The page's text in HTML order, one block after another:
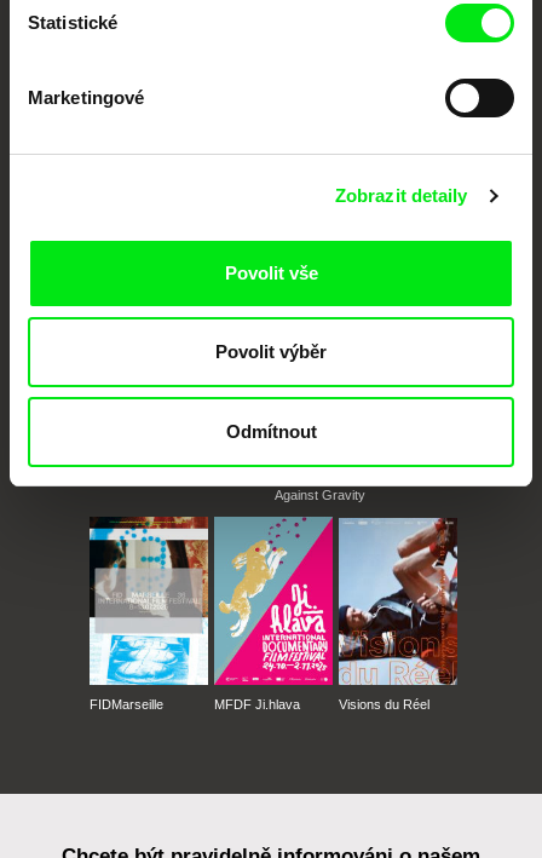
Statistické
Marketingové
Zobrazit detaily
Povolit vše
Povolit výběr
Odmítnout
Portál DAFilms.cz je výsledkem tvůrčí spolupráce 7 klíčových evropských
posouvat hranice dokumentárního filmu, propagovat jeho rozmanitost a
Členové Doc Alliance
Against Gravity
FIDMarseille MFDF Ji.hlava Visions du Réel